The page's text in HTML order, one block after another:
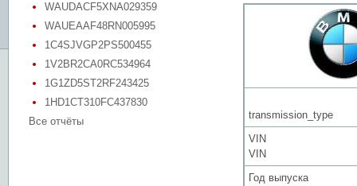
WAUDACF5XNA029359
WAUEAAF48RN005995
1C4SJVGP2PS500455
1V2BR2CA0RC534964
1G1ZD5ST2RF243425
1HD1CT310FC437830
Все отчёты
transmission_type
VIN
VIN
Год выпуска